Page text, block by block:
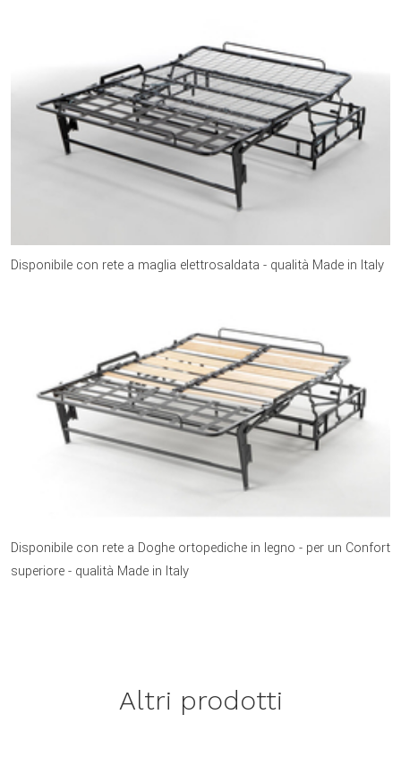
Disponibile con rete a maglia elettrosaldata - qualità Made in Italy
Disponibile con rete a Doghe ortopediche in legno - per un Confort
superiore - qualità Made in Italy
Altri prodotti